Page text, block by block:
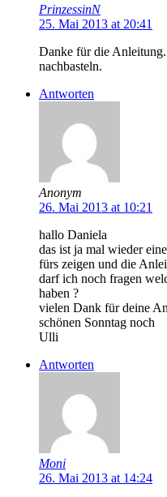
PrinzessinN
25. Mai 2013 at 20:41
Danke für die
nachbasteln.
Antworten
Anonym
26. Mai 2013 at 10:21
hallo Daniela
das ist ja mal wieder
fürs zeigen und die
darf ich noch fragen
haben ?
vielen Dank für deine
schönen Sonntag noch
Ulli
Antworten
Moni
26. Mai 2013 at 14:24